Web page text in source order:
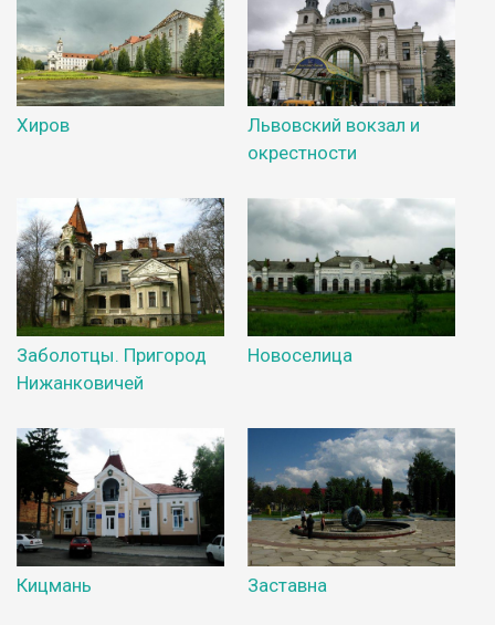
Хиров
Львовский вокзал и
окрестности
Заболотцы. Пригород
Нижанковичей
Новоселица
Кицмань Заставна